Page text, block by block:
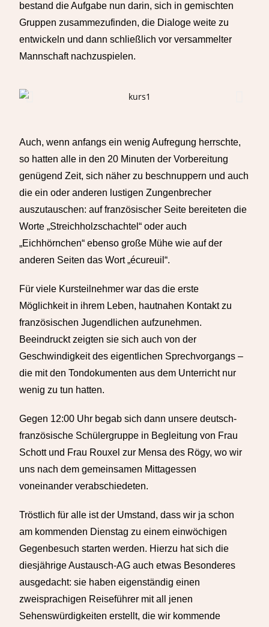
bestand die Aufgabe nun darin, sich in gemischten
Gruppen zusammezufinden, die Dialoge weite zu
entwickeln und dann schließlich vor versammelter
Mannschaft nachzuspielen.
Auch, wenn anfangs ein wenig Aufregung herrschte,
so hatten alle in den 20 Minuten der Vorbereitung
genügend Zeit, sich näher zu beschnuppern und auch
die ein oder anderen lustigen Zungenbrecher
auszutauschen: auf französischer Seite bereiteten die
Worte „Streichholzschachtel“ oder auch
„Eichhörnchen“ ebenso große Mühe wie auf der
anderen Seiten das Wort „écureuil“.
Für viele Kursteilnehmer war das die erste
Möglichkeit in ihrem Leben, hautnahen Kontakt zu
französischen Jugendlichen aufzunehmen.
Beeindruckt zeigten sie sich auch von der
Geschwindigkeit des eigentlichen Sprechvorgangs –
die mit den Tondokumenten aus dem Unterricht nur
wenig zu tun hatten.
Gegen 12:00 Uhr begab sich dann unsere deutsch-
französische Schülergruppe in Begleitung von Frau
Schott und Frau Rouxel zur Mensa des Rögy, wo wir
uns nach dem gemeinsamen Mittagessen
voneinander verabschiedeten.
Tröstlich für alle ist der Umstand, dass wir ja schon
am kommenden Dienstag zu einem einwöchigen
Gegenbesuch starten werden. Hierzu hat sich die
diesjährige Austausch-AG auch etwas Besonderes
ausgedacht: sie haben eigenständig einen
zweisprachigen Reiseführer mit all jenen
Sehenswürdigkeiten erstellt, die wir kommende